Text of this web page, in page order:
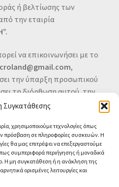
Συγκατάθεσης
χρησιμοποιούμε τεχνολογίες όπως
πρόσβαση σε πληροφορίες συσκευών. Η
θα μας επιτρέψει να επεξεργαστούμε
συμπεριφορά περιήγησης ή μοναδικά
Η μη συγκατάθεση ή η ανάκληση της
ορισμένες λειτουργίες και
ή βελτίωσης των
την εταιρία
να επικοινωνήσει με το
,
την ύπαρξη προσωπικού
τη διόρθωση αυτού, την